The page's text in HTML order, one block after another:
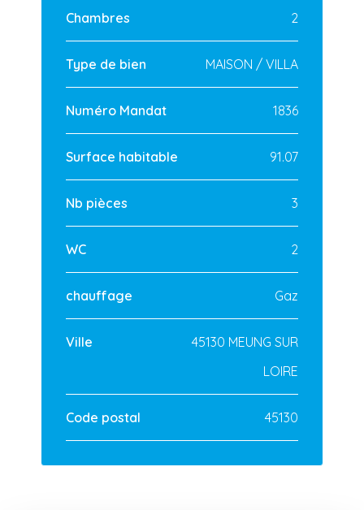
Chambres 2
Type de bien MAISON / VILLA
Numéro Mandat 1836
Surface habitable 91.07
Nb pièces 3
WC 2
chauffage Gaz
Ville
45130 MEUNG SUR
LOIRE
Code postal 45130